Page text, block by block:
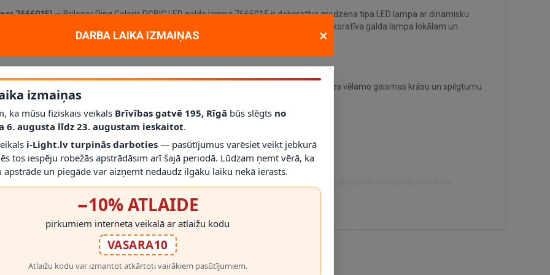
7666015)— Briloner Ring Coloris RGBIC LED galda lampa 7666015 ir dekoratīva gredzena tipa LED lampa ar dinamisku
uz galda, plauktā, darba zonā, spēļu stūrī vai kā fona gaisma interjerā. ir dekoratīva galda lampa lokālam un
uz naktsgaldiņa, plaukta, konsoles vai darba virsmas.
akcentu arī tad, kad lampa ir izslēgta. Nomaināms gaismas avots ļauj izvēlēties vēlamo gaismas krāsu un spilgtumu.
numuriem un citām sausām iekštelpām.
RĀDĪT VAIRĀK
DARBA LAIKA IZMAIŅAS ×
izmaiņas
ka mūsu fiziskais veikals Brīvības gatvē 195, Rīgā būs slēgts no
6. augusta līdz 23. augustam ieskaitot.
i-Light.lv turpinās darboties — pasūtījumus varēsiet veikt jebkurā
tos iespēju robežās apstrādāsim arī šajā periodā. Lūdzam ņemt vērā, ka
apstrāde un piegāde var aizņemt nedaudz ilgāku laiku nekā ierasts.
−10% ATLAIDE
pirkumiem interneta veikalā ar atlaižu kodu
VASARA10
Atlaižu kodu var izmantot atkārtoti vairākiem pasūtījumiem.